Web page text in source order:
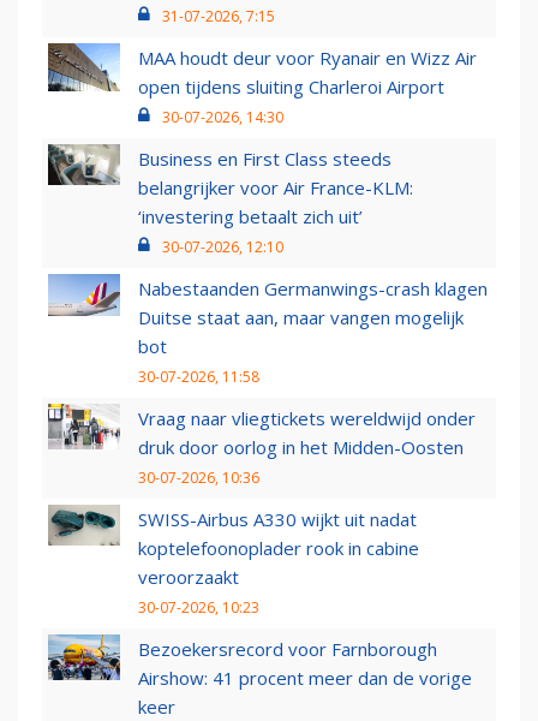
31-07-2026, 7:15
MAA houdt deur voor Ryanair en Wizz Air
open tijdens sluiting Charleroi Airport
30-07-2026, 14:30
Business en First Class steeds
belangrijker voor Air France-KLM:
‘investering betaalt zich uit’
30-07-2026, 12:10
Nabestaanden Germanwings-crash klagen
Duitse staat aan, maar vangen mogelijk
bot
30-07-2026, 11:58
Vraag naar vliegtickets wereldwijd onder
druk door oorlog in het Midden-Oosten
30-07-2026, 10:36
SWISS-Airbus A330 wijkt uit nadat
koptelefoonoplader rook in cabine
veroorzaakt
30-07-2026, 10:23
Bezoekersrecord voor Farnborough
Airshow: 41 procent meer dan de vorige
keer